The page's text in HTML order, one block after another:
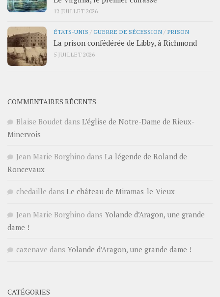
12 JUILLET 2026
ÉTATS-UNIS /GUERRE DE SÉCESSION / PRISON
La prison confédérée de Libby, à Richmond
5 JUILLET 2026
COMMENTAIRES RÉCENTS
Blaise Boudet dans L’église de Notre-Dame de Rieux-
Minervois
Jean Marie Borghino dans La légende de Roland de
Roncevaux
chedaille dans Le château de Miramas-le-Vieux
Jean Marie Borghino dans Yolande d’Aragon, une grande
dame !
cazenave dans Yolande d’Aragon, une grande dame !
CATÉGORIES